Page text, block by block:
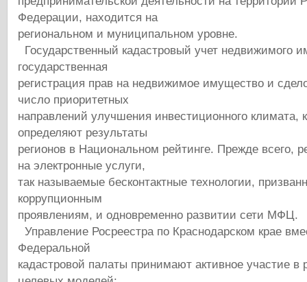
Федерации, находится на
региональном и муниципальном уровне.
Государственный кадастровый учет недвижимого
государственная
регистрация прав на недвижимое имущество и
число приоритетных
направлений улучшения инвестиционного климата,
определяют результаты
регионов в Национальном рейтинге. Прежде всего,
на электронные услуги,
так называемые бесконтактные технологии,
коррупционным
проявлениям, и одновременно развитии сети МФЦ.
Управление Росреестра по Краснодарском крае
Федеральной
кадастровой палаты принимают активное участие в